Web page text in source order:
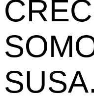
SUSA.